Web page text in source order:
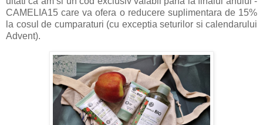
CAMELIA15 care va ofera o reducere suplimentara de 15%
la cosul de cumparaturi (cu exceptia seturilor si calendarului
Advent).